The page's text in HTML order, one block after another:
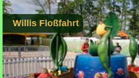
Willis Floßfahrt